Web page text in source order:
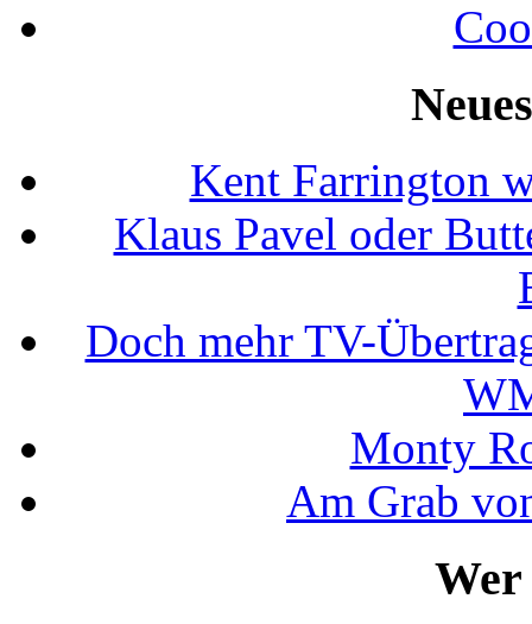
Kent Farrington
Klaus Pavel oder
Doch mehr TV-
Monty
Am Grab